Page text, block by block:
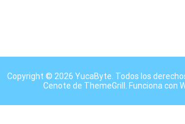
Copyright © 2026 YucaByte . Todos los
Cenote de ThemeGrill. Funciona con